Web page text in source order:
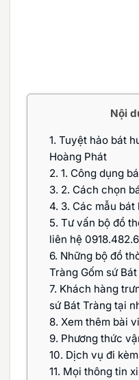
Nội
1. Tuyệt hảo bát
Hoàng Phát
2. 1. Công dụng
3. 2. Cách chọn
4. 3. Các mẫu bát
5. Tư vấn bộ đồ
liên hệ
6. Những bộ đồ
Tràng Gốm sứ
7. Khách hàng
sứ Bát Tràng tại
8. Xem thêm bài
9. Phương thức
10. Dịch vụ đi kèm
11. Mọi thông tin